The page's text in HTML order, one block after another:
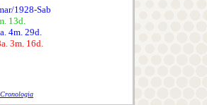
1928-Sab
13d.
4m. 29d.
3m. 16d.
Cronologia